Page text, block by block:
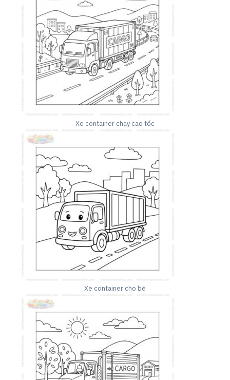
Xe container chạy cao tốc
Xe container cho bé